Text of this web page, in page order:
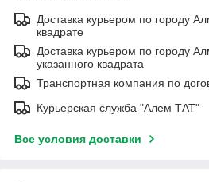
Доставка курьером по городу
квадрате
Доставка курьером по городу
указанного квадрата
Транспортная компания по
Курьерская служба "Алем ТАТ"
Все условия доставки